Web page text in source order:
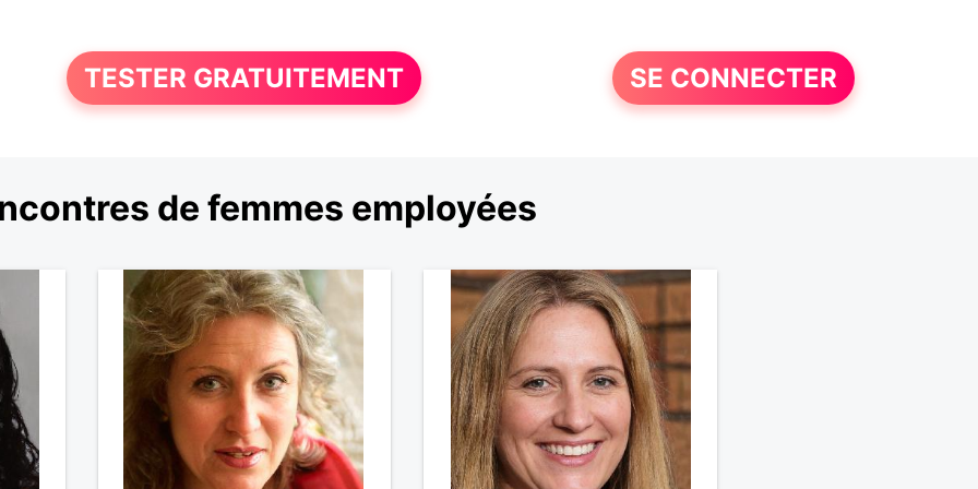
TESTER GRATUITEMENT SE CONNECTER
de femmes employées